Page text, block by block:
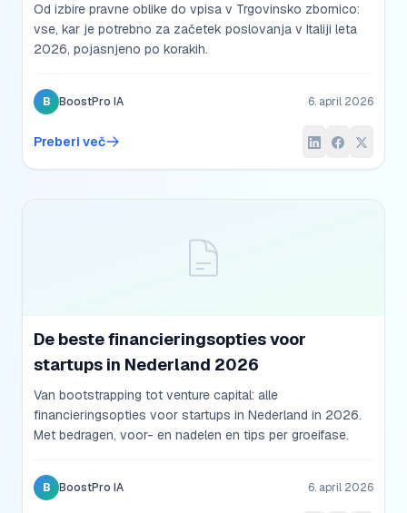
Od izbire pravne oblike do vpisa v Trgovinsko zbornico:
vse, kar je potrebno za začetek poslovanja v Italiji leta
2026, pojasnjeno po korakih.
B BoostPro IA 6. april 2026
Preberi več
De beste financieringsopties voor
startups in Nederland 2026
Van bootstrapping tot venture capital: alle
financieringsopties voor startups in Nederland in 2026.
Met bedragen, voor- en nadelen en tips per groeifase.
B BoostPro IA 6. april 2026